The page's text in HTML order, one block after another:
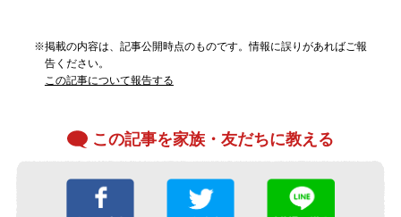
※掲載の内容は、記事公開時点のものです。情報に誤りがあればご報
告ください。
この記事について報告する
この記事を家族・友だちに教える